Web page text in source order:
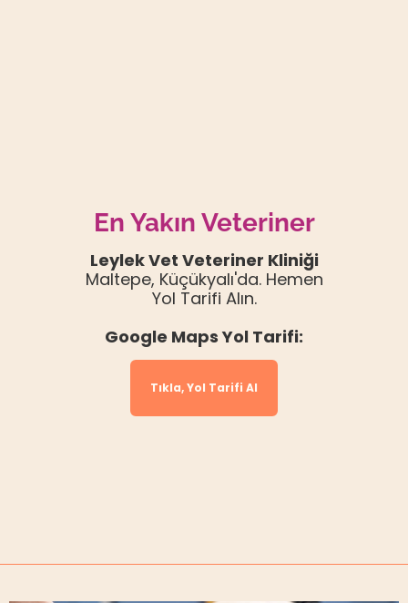
En Yakın Veteriner
Leylek Vet Veteriner Kliniği
Maltepe, Küçükyalı'da. Hemen
Yol Tarifi Alın.
Google Maps Yol Tarifi:
Tıkla, Yol Tarifi Al